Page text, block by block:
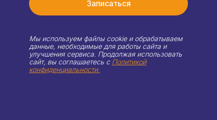
Записаться
Мы используем файлы cookie и обрабатываем
данные, необходимые для работы сайта и
улучшения сервиса. Продолжая использовать
сайт, вы соглашаетесь с Политикой
конфиденциальности.